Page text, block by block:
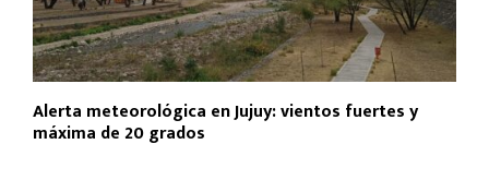
Alerta meteorológica en Jujuy: vientos fuertes y
máxima de 20 grados